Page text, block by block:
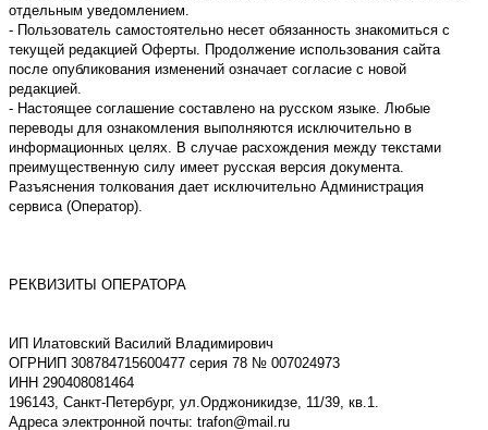
отдельным уведомлением.
- Пользователь самостоятельно несет обязанность знакомиться с
текущей редакцией Оферты. Продолжение использования сайта
после опубликования изменений означает согласие с новой
редакцией.
- Настоящее соглашение составлено на русском языке. Любые
переводы для ознакомления выполняются исключительно в
информационных целях. В случае расхождения между текстами
преимущественную силу имеет русская версия документа.
Разъяснения толкования дает исключительно Администрация
сервиса (Оператор).
РЕКВИЗИТЫ ОПЕРАТОРА
ИП Илатовcкий Василий Владимирович
ОГРНИП 308784715600477 серия 78 № 007024973
ИНН 290408081464
196143, Санкт-Петербург, ул.Орджоникидзе, 11/39, кв.1.
Адреса электронной почты: trafon@mail.ru